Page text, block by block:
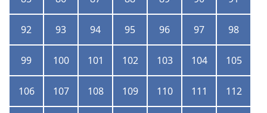
92 93 94 95 96 97 98
99 100 101 102 103 104 105
106 107 108 109 110 111 112